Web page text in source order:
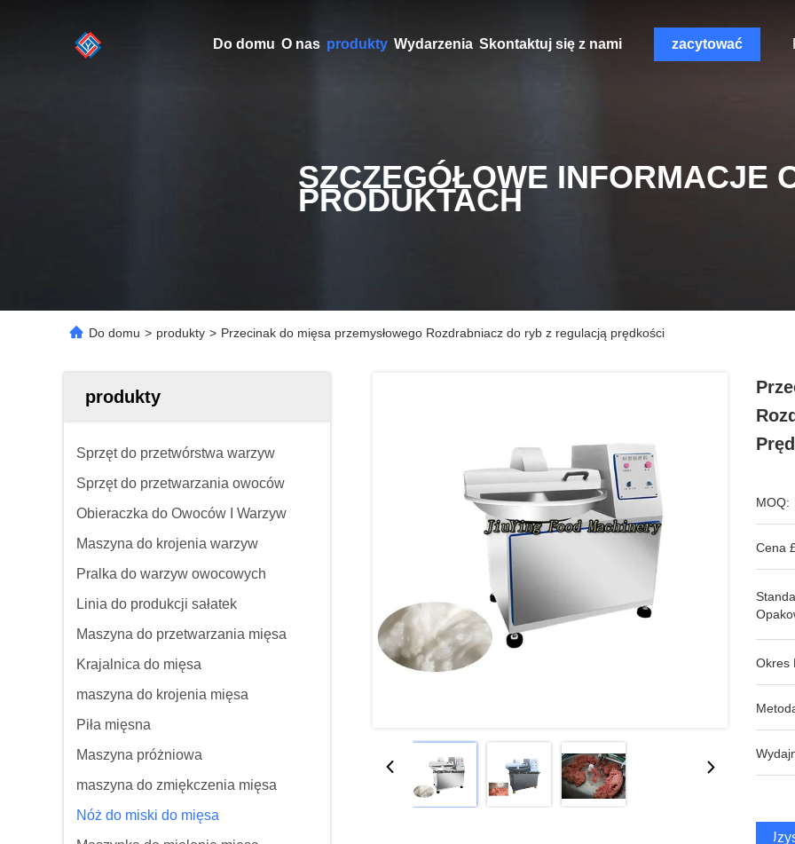
Do domu O nas produkty Wydarzenia Skontaktuj się z nami zacytować
SZCZEGÓŁOWE INFORMACJE
PRODUKTACH
Do domu > produkty > Przecinak do mięsa przemysłowego Rozdrabniacz do ryb z regulacją prędkości
produkty
Sprzęt do przetwórstwa warzyw
Sprzęt do przetwarzania owoców
Obieraczka do Owoców I Warzyw
Maszyna do krojenia warzyw
Pralka do warzyw owocowych
Linia do produkcji sałatek
Maszyna do przetwarzania mięsa
Krajalnica do mięsa
maszyna do krojenia mięsa
Piła mięsna
Maszyna próżniowa
maszyna do zmiękczenia mięsa
Nóż do miski do mięsa
MOQ:
Cena
Okres